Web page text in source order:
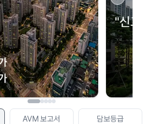
AVM 보고서 담보등급
이용에 불편을 드려 죄송합니다.
다시 시도